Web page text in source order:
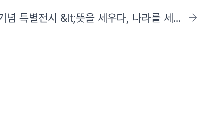
2022년 중랑망우공간 개관기념 특별전시 &lt;뜻을 세우다, 나라를 세우다 - 건국훈장&gt;